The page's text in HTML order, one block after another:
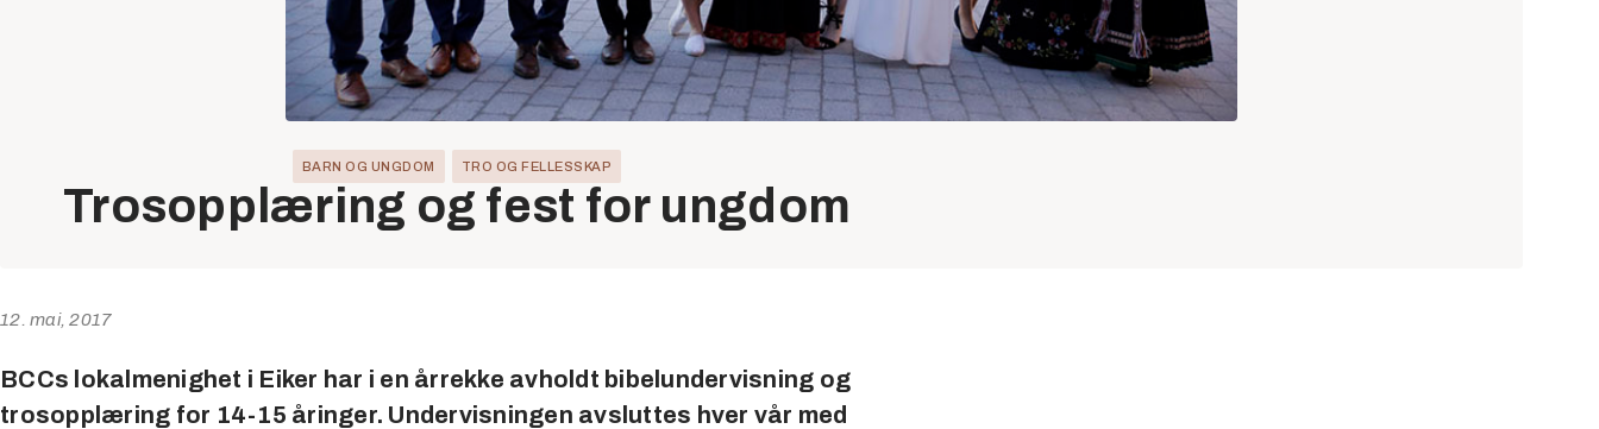
BARN OG UNGDOM TRO OG FELLESSKAP
Trosopplæring og fest for ungdom
12. mai, 2017
BCCs lokalmenighet i Eiker har i en årrekke avholdt bibelundervisning og
trosopplæring for 14-15 åringer. Undervisningen avsluttes hver vår med